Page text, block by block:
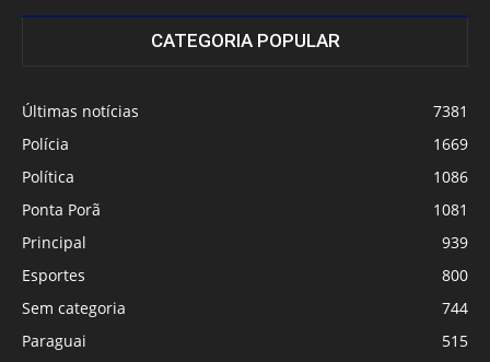
CATEGORIA POPULAR
Últimas notícias
7381
Polícia
1669
Política
1086
Ponta Porã
1081
Principal
939
Esportes
800
Sem categoria
744
Paraguai
515